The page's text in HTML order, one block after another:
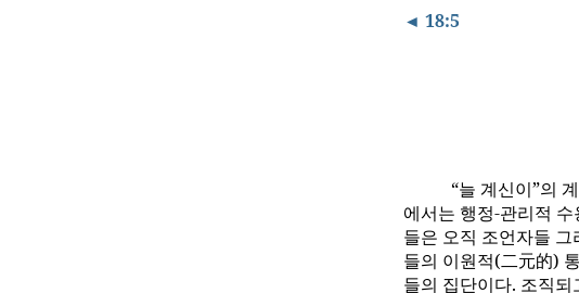
◄ 18:5
“늘 계신이”의
에서는 행정-관리적
들은 오직 조언자들
들의 이원적(二元的)
들의 집단이다. 조직